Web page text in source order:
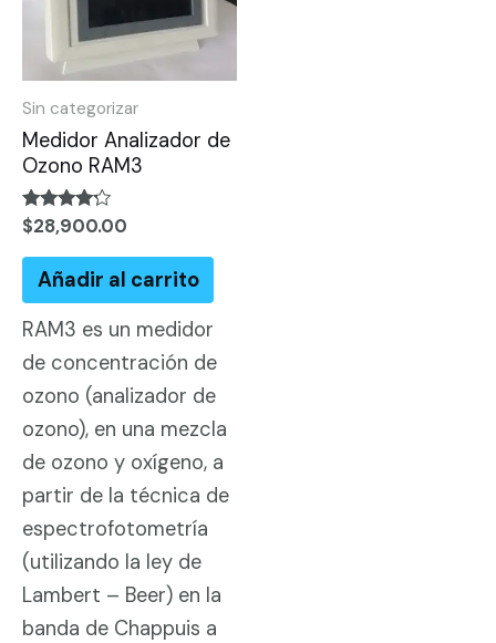
Sin categorizar
Medidor Analizador de
Ozono RAM3
Valorado
en
4.00
de 5
$28,900.00
Añadir al carrito
RAM3 es un medidor
de concentración de
ozono (analizador de
ozono), en una mezcla
de ozono y oxígeno, a
partir de la técnica de
espectrofotometría
(utilizando la ley de
Lambert – Beer) en la
banda de Chappuis a